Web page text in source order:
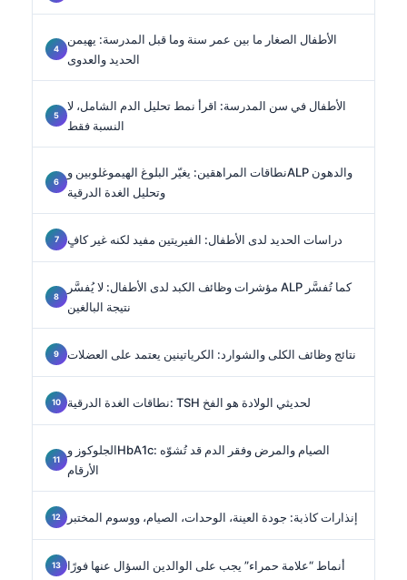
الأطفال الصغار ما بين عمر سنة وما قبل المدرسة: يهيمن
الحديد والعدوى
الأطفال في سن المدرسة: اقرأ نمط تحليل الدم الشامل، لا
النسبة فقط
نطاقات المراهقين: يغيّر البلوغ الهيموغلوبين وALP والدهون
وتحليل الغدة الدرقية
دراسات الحديد لدى الأطفال: الفيريتين مفيد لكنه غير كافٍ
مؤشرات وظائف الكبد لدى الأطفال: لا يُفسَّر ALP كما تُفسَّر
نتيجة البالغين
نتائج وظائف الكلى والشوارد: الكرياتينين يعتمد على العضلات
نطاقات الغدة الدرقية: TSH لحديثي الولادة هو الفخ
الجلوكوز وHbA1c: الصيام والمرض وفقر الدم قد تُشوّه
الأرقام
إنذارات كاذبة: جودة العينة، الوحدات، الصيام، ووسوم المختبر
أنماط “علامة حمراء” يجب على الوالدين السؤال عنها فورًا